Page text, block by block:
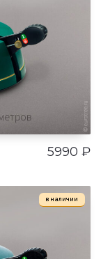
5990 ₽
в наличии